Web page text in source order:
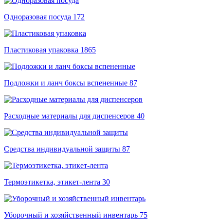
Одноразовая посуда 172
Пластиковая упаковка 1865
Подложки и ланч боксы вспененные 87
Расходные материалы для диспенсеров 40
Средства индивидуальной защиты 87
Термоэтикетка, этикет-лента 30
Уборочный и хозяйственный инвентарь 75